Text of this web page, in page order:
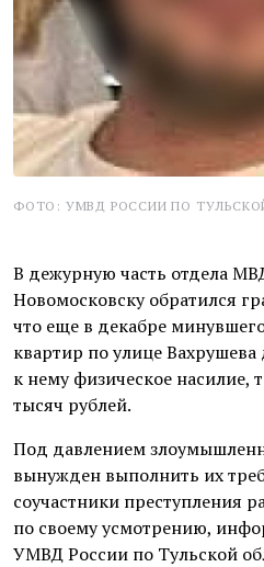
ФОТО: УМВД РОССИИ ПО
В дежурную часть отдела
Новомосковску обратился
что еще в декабре
квартир по улице
к нему физическое насилие,
тысяч рублей.
Под давлением
вынужден выполнить их
соучастники преступления
по своему усмотрению,
УМВД России по Тульской